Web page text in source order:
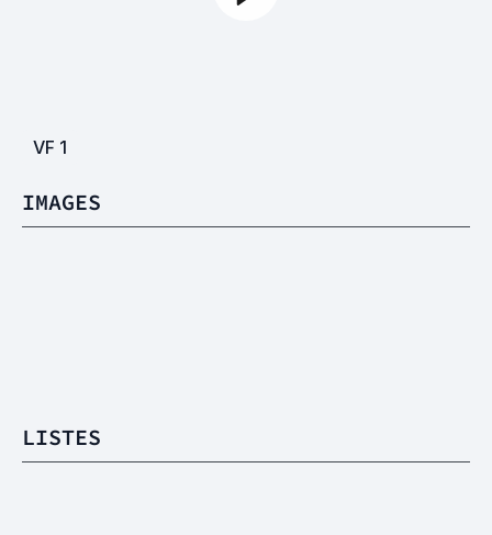
VF 1
IMAGES
LISTES